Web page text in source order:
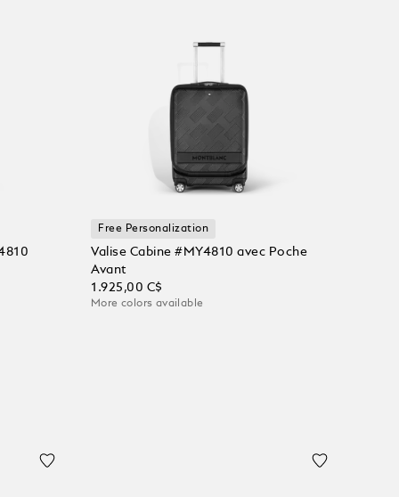
Free Personalization
Valise Cabine #MY4810 avec Poche
Avant
1.925,00 C$
More colors available